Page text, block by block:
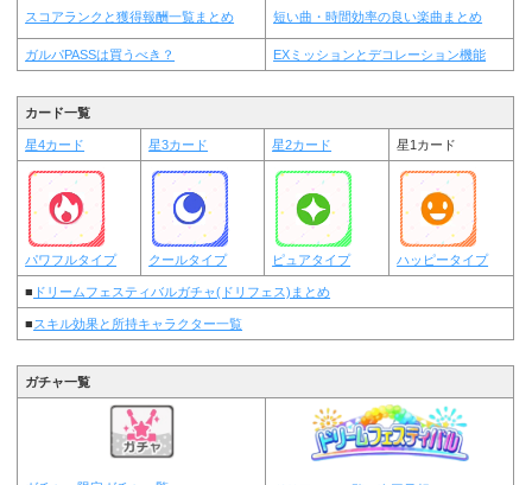
スコアランクと獲得報酬一覧まとめ 短い曲・時間効率の良い楽曲まとめ
ガルパPASSは買うべき？ EXミッションとデコレーション機能
カード一覧
星4カード 星3カード 星2カード 星1カード
パワフルタイプ クールタイプ ピュアタイプ ハッピータイプ
■ ドリームフェスティバルガチャ(ドリフェス)まとめ
■スキル効果と所持キャラクター一覧
ガチャ一覧